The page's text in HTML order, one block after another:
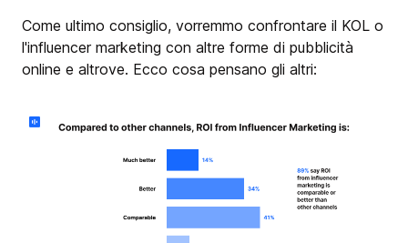
Come ultimo consiglio, vorremmo confrontare il KOL o
l'influencer marketing con altre forme di pubblicità
online e altrove. Ecco cosa pensano gli altri: